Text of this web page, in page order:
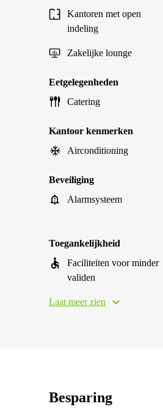
Kantoren met open
indeling
Zakelijke lounge
Eetgelegenheden
Catering
Kantoor kenmerken
Airconditioning
Beveiliging
Alarmsysteem
Toegankelijkheid
Faciliteiten voor minder
validen
Laat meer zien
Besparing